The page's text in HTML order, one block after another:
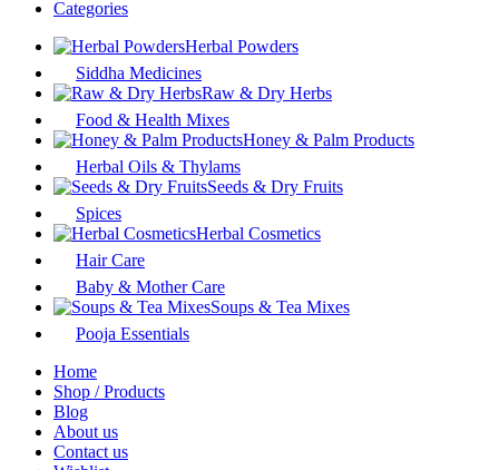
No account yet?
Create an Account
Facebook X Pinterest WhatsApp
Shop
Wishlist
items Cart
My account